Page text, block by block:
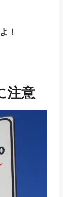
！
注意